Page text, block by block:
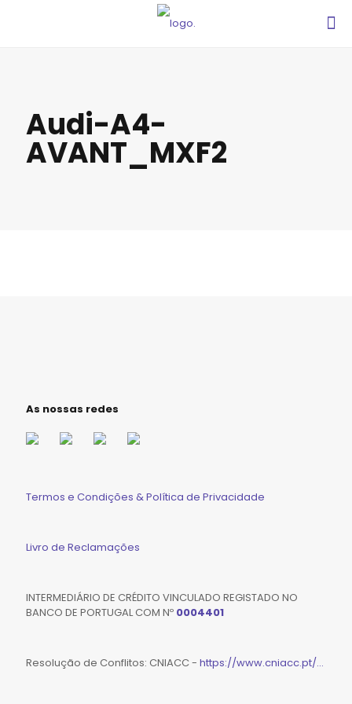
Audi-A4-
AVANT_MXF2
As nossas redes
Termos e Condições & Política de Privacidade
Livro de Reclamações
INTERMEDIÁRIO DE CRÉDITO VINCULADO REGISTADO NO
BANCO DE PORTUGAL COM Nº 0004401
Resolução de Conflitos: CNIACC - https://www.cniacc.pt/...